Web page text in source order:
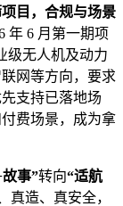
目，合规与场景
年 6 月第一期项
级无人机及动力
网等方向，要求
支持已落地场
费场景，成为拿
事”转向“适航
真造、真安全，